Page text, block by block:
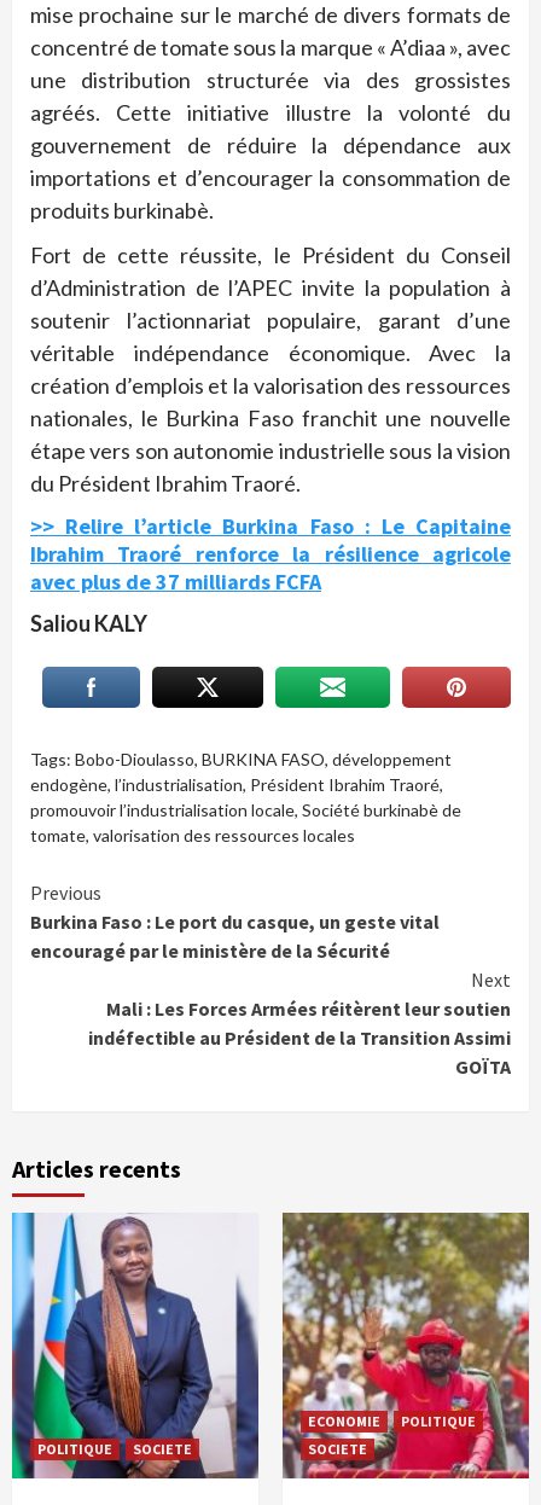
mise prochaine sur le marché de divers formats de
concentré de tomate sous la marque « A’diaa », avec
une distribution structurée via des grossistes
agréés. Cette initiative illustre la volonté du
gouvernement de réduire la dépendance aux
importations et d’encourager la consommation de
produits burkinabè.
Fort de cette réussite, le Président du Conseil
d’Administration de l’APEC invite la population à
soutenir l’actionnariat populaire, garant d’une
véritable indépendance économique. Avec la
création d’emplois et la valorisation des ressources
nationales, le Burkina Faso franchit une nouvelle
étape vers son autonomie industrielle sous la vision
du Président Ibrahim Traoré.
>> Relire l’article Burkina Faso : Le Capitaine
Ibrahim Traoré renforce la résilience agricole
avec plus de 37 milliards FCFA
Saliou KALY
Tags: Bobo-Dioulasso, BURKINA FASO, développement
endogène, l’industrialisation, Président Ibrahim Traoré,
promouvoir l’industrialisation locale, Société burkinabè de
tomate, valorisation des ressources locales
Continue
Reading
Previous
Burkina Faso : Le port du casque, un geste vital
encouragé par le ministère de la Sécurité
Next
Mali : Les Forces Armées réitèrent leur soutien
indéfectible au Président de la Transition Assimi
GOÏTA
Articles recents
POLITIQUE SOCIETE
ECONOMIE
POLITIQUE
SOCIETE